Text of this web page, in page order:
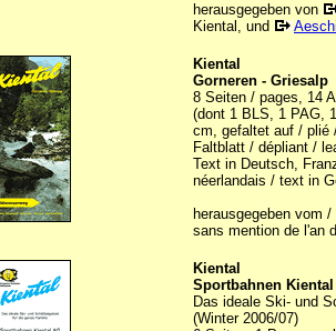
herausgegeben von
Kiental, und
Kiental
Gorneren - Griesalp
8 Seiten / pages, 14
(dont 1 BLS, 1 PAG,
cm, gefaltet auf / plié
Faltblatt / dépliant /
Text in Deutsch,
néerlandais / text in
herausgegeben vom
sans mention de l'an
Kiental
Sportbahnen Kiental
Das ideale Ski- und
(Winter 2006/07)